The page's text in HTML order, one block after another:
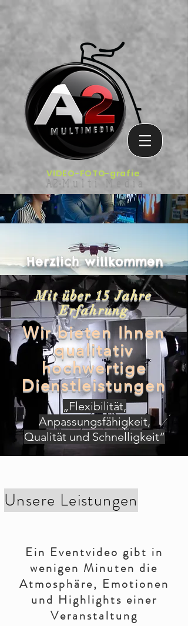
VIDEO-FOTO-grafie
A2-M u l t i M e d i a
Herzlich willkommen
Mit über 15 Jahre
Erfahrung
Wir bieten Ihnen
qualitativ
hochwertige
Dienstleistungen
„Flexibilität,
Anpassungsfähigkeit,
Qualität und Schnelligkeit“
Unsere Leistungen
Ein Eventvideo gibt in
wenigen Minuten die
Atmosphäre, Emotionen
und Highlights einer
Veranstaltung